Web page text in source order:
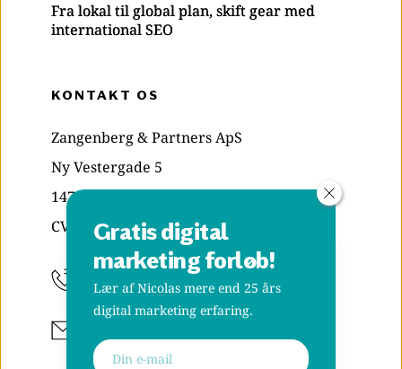
Fra lokal til global plan, skift gear med
international SEO
KONTAKT OS
Zangenberg & Partners ApS
Ny Vestergade 5
1471 København K
CVR: 29835039
+45 70 20 48 38
Gratis digital
marketing forløb!
Lær af Nicolas mere end 25 års
digital marketing erfaring.